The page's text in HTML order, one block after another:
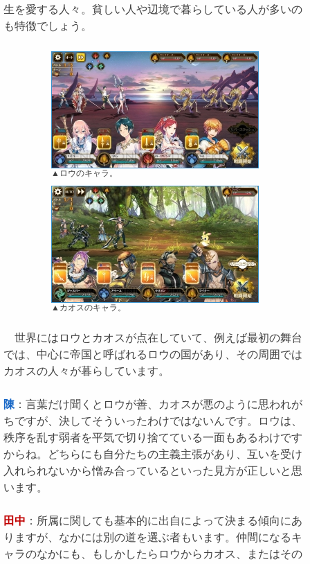
生を愛する人々。貧しい人や辺境で暮らしている人が多いの
も特徴でしょう。
▲ロウのキャラ。
▲カオスのキャラ。
世界にはロウとカオスが点在していて、例えば最初の舞台
では、中心に帝国と呼ばれるロウの国があり、その周囲では
カオスの人々が暮らしています。
陳 ：言葉だけ聞くとロウが善、カオスが悪のように思われが
ちですが、決してそういったわけではないんです。ロウは、
秩序を乱す弱者を平気で切り捨てている一面もあるわけです
からね。どちらにも自分たちの主義主張があり、互いを受け
入れられないから憎み合っているといった見方が正しいと思
います。
田中 ：所属に関しても基本的に出自によって決まる傾向にあ
りますが、なかには別の道を選ぶ者もいます。仲間になるキ
ャラのなかにも、もしかしたらロウからカオス、またはその